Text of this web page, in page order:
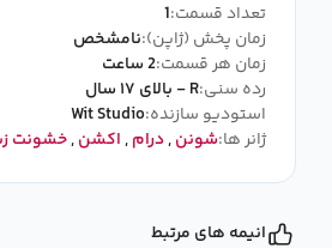
تعداد قسمت:1
زمان پخش (ژاپن):نامشخص
زمان هر قسمت:2 ساعت
رده سنی:R - بالای ۱۷ سال
استودیو سازنده:Wit Studio
ژانر ها:شونن,درام,اکشن,خشونت
انیمه های مرتبط